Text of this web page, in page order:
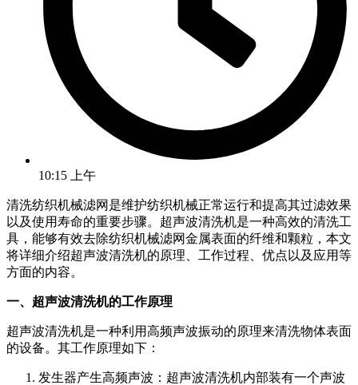
10:15 上午
清洗纺织机械滤网是维护纺织机械正常运行和提高其过滤效果
以及使用寿命的重要步骤。超声波清洗机是一种高效的清洗工
具，能够有效去除纺织机械滤网金属表面的纤维和颗粒，本文
将详细介绍超声波清洗机的原理、工作过程、优点以及应用等
方面的内容。
一、超声波清洗机的工作原理
超声波清洗机是一种利用高频声波振动的原理来清洗物体表面
的设备。其工作原理如下：
发生器产生高频声波：超声波清洗机内部装有一个声波